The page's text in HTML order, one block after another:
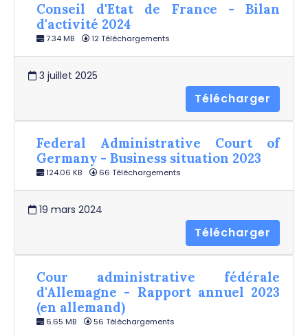
Conseil d'Etat de France - Bilan
d'activité 2024
7.34 MB 12 Téléchargements
3 juillet 2025
Télécharger
Federal Administrative Court of
Germany - Business situation 2023
124.06 KB 66 Téléchargements
19 mars 2024
Télécharger
Cour administrative fédérale
d'Allemagne - Rapport annuel 2023
(en allemand)
6.65 MB 56 Téléchargements